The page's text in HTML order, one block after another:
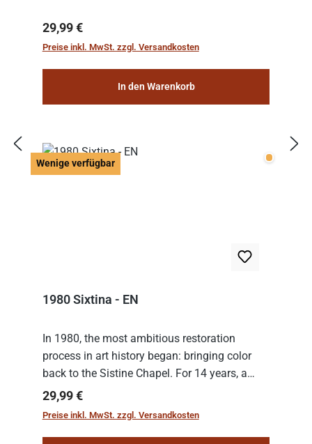
Regulärer Preis:
29,99 €
Preise inkl. MwSt. zzgl. Versandkosten
In den Warenkorb
Wenige verfügbar Wenige
1980 Sixtina - EN
In 1980, the most ambitious restoration
process in art history began: bringing color
back to the Sistine Chapel. For 14 years, a
team of experts from the Vatican undertook
the meticulous job of cleaning and
Regulärer Preis:
29,99 €
Preise inkl. MwSt. zzgl. Versandkosten